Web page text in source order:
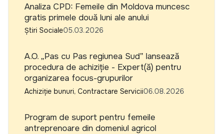
Analiza CPD: Femeile din Moldova muncesc
gratis primele două luni ale anului
Știri Sociale05.03.2026
A.O. „Pas cu Pas regiunea Sud” lansează
procedura de achiziție - Expert(ă) pentru
organizarea focus-grupurilor
Achiziție bunuri, Contractare Servicii06.08.2026
Program de suport pentru femeile
antreprenoare din domeniul agricol